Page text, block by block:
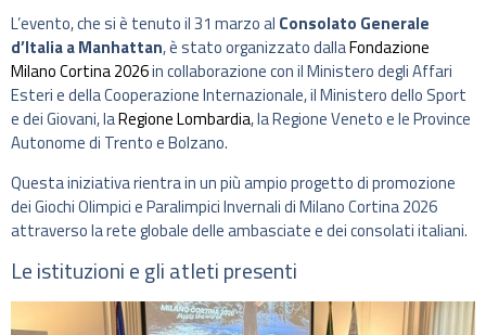
L’evento, che si è tenuto il 31 marzo al Consolato Generale
d’Italia a Manhattan, è stato organizzato dallaFondazione
Milano Cortina 2026in collaborazione con il Ministero degli Affari
Esteri e della Cooperazione Internazionale, il Ministero dello Sport
e dei Giovani, laRegione Lombardia, la Regione Veneto e le Province
Autonome di Trento e Bolzano.
Questa iniziativa rientra in un più ampio progetto di promozione
dei Giochi Olimpici e Paralimpici Invernali di Milano Cortina 2026
attraverso la rete globale delle ambasciate e dei consolati italiani.
Le istituzioni e gli atleti presenti